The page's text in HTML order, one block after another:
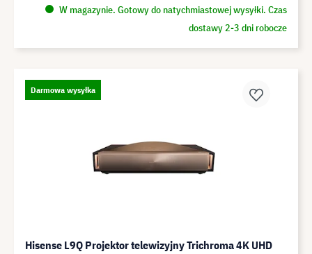
W magazynie. Gotowy do natychmiastowej wysyłki. Czas
dostawy 2-3 dni robocze
Darmowa wysyłka
Hisense L9Q Projektor telewizyjny Trichroma 4K UHD